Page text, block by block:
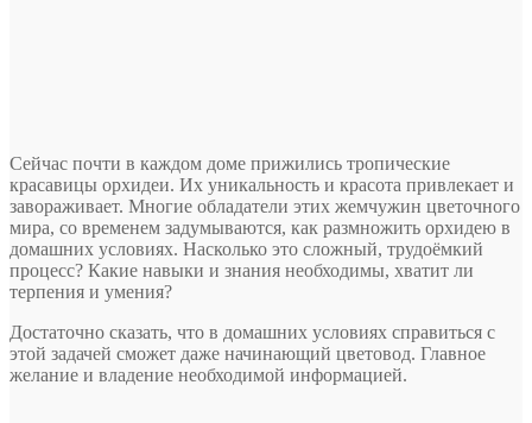
Сейчас почти в каждом доме прижились тропические
красавицы орхидеи. Их уникальность и красота привлекает и
завораживает. Многие обладатели этих жемчужин цветочного
мира, со временем задумываются, как размножить орхидею в
домашних условиях. Насколько это сложный, трудоёмкий
процесс? Какие навыки и знания необходимы, хватит ли
терпения и умения?
Достаточно сказать, что в домашних условиях справиться с
этой задачей сможет даже начинающий цветовод. Главное
желание и владение необходимой информацией.